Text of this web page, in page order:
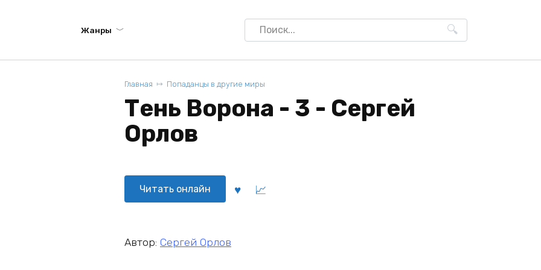
Жанры
Search
for:
Главная Попаданцы в другие миры
Тень Ворона - 3 - Сергей
Орлов
Читать онлайн
Автор: Сергей Орлов